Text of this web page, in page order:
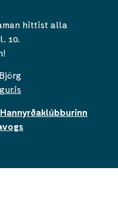
hittist alla
10.
Hannyrðaklúbburinn